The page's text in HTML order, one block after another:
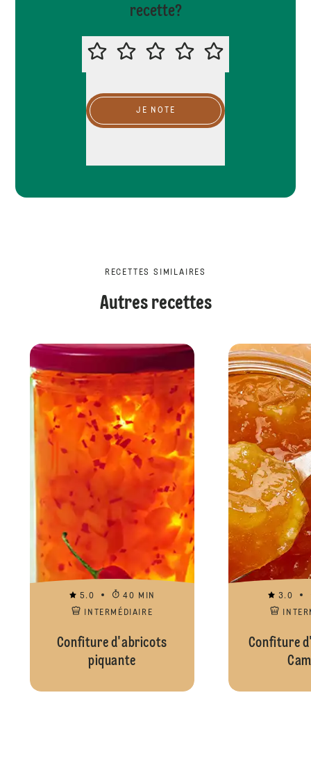
recette?
MERCI DE NOTER CETTE RECETTE
JE NOTE
RECETTES SIMILAIRES
Autres recettes
5.0
40 MIN
INTERMÉDIAIRE
Confiture d'abricots
piquante
3.0
Confiture